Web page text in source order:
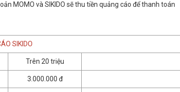
MOMO và SIKIDO sẽ thu tiền quảng cáo để thanh toán
SIKIDO
Trên 20 triệu
3.000.000 đ